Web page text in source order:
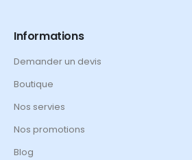
Informations
Demander un devis
Boutique
Nos servies
Nos promotions
Blog